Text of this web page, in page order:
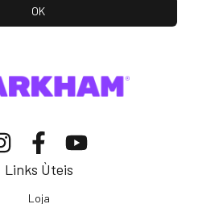
Links Ùteis
Loja